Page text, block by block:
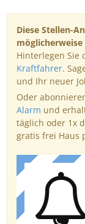
Diese Stellen-
Hinterlegen Sie
Kraftfahrer.
und Ihr neuer
Oder
Alarm und
täglich oder 1x
gratis frei Haus